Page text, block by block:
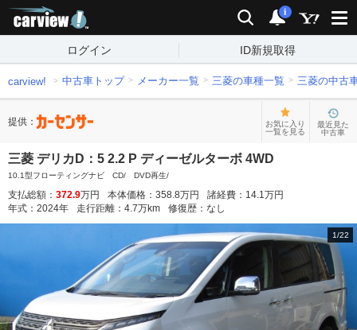
検索 通知
i
ログイン ID新規取得
carview! 中古車トップ メーカー一覧 三菱の車種一覧 三菱の中古
提供：
お気に入り
一覧を見る
最近見た
中古車
三菱 デリカD：5 2.2 P ディーゼルターボ 4WD
10.1型フローティングナビ CD/ DVD再生/
支払総額： 372.9万円 本体価格： 358.8万円 諸経費： 14.1万円
年式： 2024年 走行距離： 4.7万km 修復歴： なし
1/22